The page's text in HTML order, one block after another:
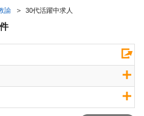
諭 30代活躍中求人